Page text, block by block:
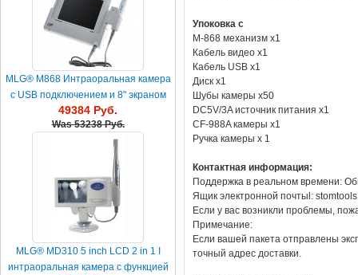
Упоковка с
M-868 механизм x1
Кабель видео x1
Кабель USB x1
Диск x1
Шубы камеры x50
DC5V/3A источник питания x1
CF-988A камеры x1
Ручка камеры x 1
Контактная информация:
Поддержка в реальном времени:
Ящик электронной почтыl:
Если у вас возникли проблемы,
Примечание:
Если вашей пакета отправлены
точный адрес доставки.
MLG® M868 Интраоральная камера
с USB подключением и 8" экраном
49384 Руб.
Was53238 Руб.
MLG® MD310 5 inch LCD 2 in 1 I
интраоральная камера с функцией